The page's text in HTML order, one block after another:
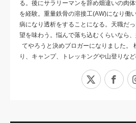
る。後にサラリーマンを辞め畑違いの肉
を経験。重量鉄骨の溶接工(AW)になり働
病になり透析をすることになる。天職だ
望を味わう。悩んで落ち込むくらいなら
てやろうと決めブロガーになりました。
り、キャンプ、トレッキングや山登りな